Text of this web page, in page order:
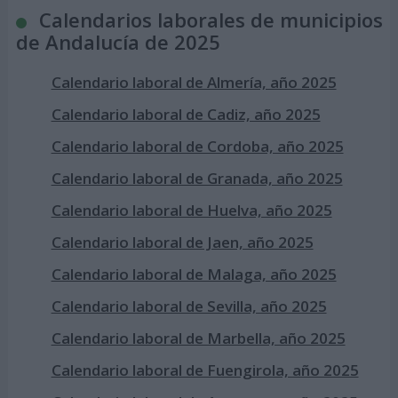
Calendarios laborales de municipios
de Andalucía de 2025
Calendario laboral de Almería, año 2025
Calendario laboral de Cadiz, año 2025
Calendario laboral de Cordoba, año 2025
Calendario laboral de Granada, año 2025
Calendario laboral de Huelva, año 2025
Calendario laboral de Jaen, año 2025
Calendario laboral de Malaga, año 2025
Calendario laboral de Sevilla, año 2025
Calendario laboral de Marbella, año 2025
Calendario laboral de Fuengirola, año 2025